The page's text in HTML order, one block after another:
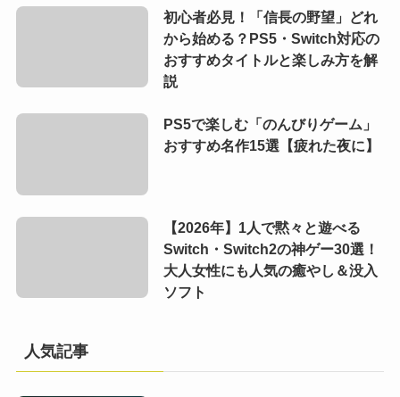
初心者必見！「信長の野望」どれ
から始める？PS5・Switch対応の
おすすめタイトルと楽しみ方を解
説
PS5で楽しむ「のんびりゲーム」
おすすめ名作15選【疲れた夜に】
【2026年】1人で黙々と遊べる
Switch・Switch2の神ゲー30選！
大人女性にも人気の癒やし＆没入
ソフト
人気記事